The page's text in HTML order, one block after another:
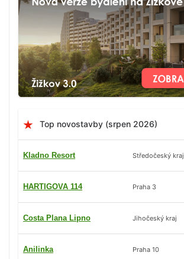
Top novostavby (srpen 2026)
Kladno Resort Středočeský kraj
HARTIGOVA 114 Praha 3
Costa Plana Lipno Jihočeský kraj
Anilinka Praha 10